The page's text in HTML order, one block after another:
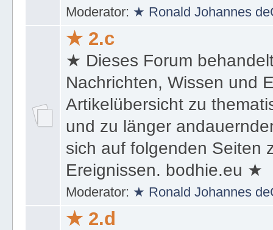
Moderator: ★ Ronald Johannes
★ 2.c
★ Dieses Forum
Nachrichten, Wissen und
Artikelübersicht zu
und zu länger
sich auf folgenden Seiten
Ereignissen. bodhie.eu ★
Moderator: ★ Ronald Johannes
★ 2.d